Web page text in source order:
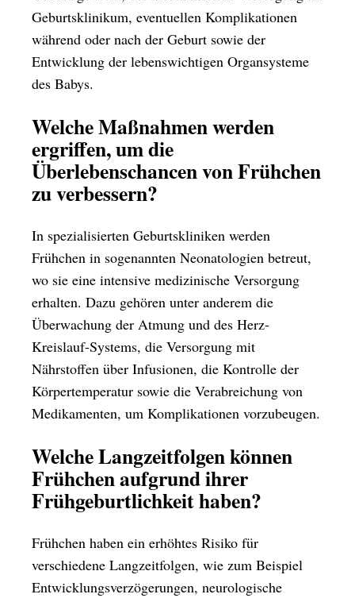
Geburtsklinikum, eventuellen Komplikationen
während oder nach der Geburt sowie der
Entwicklung der lebenswichtigen Organsysteme
des Babys.
Welche Maßnahmen werden
ergriffen, um die
Überlebenschancen von Frühchen
zu verbessern?
In spezialisierten Geburtskliniken werden
Frühchen in sogenannten Neonatologien betreut,
wo sie eine intensive medizinische Versorgung
erhalten. Dazu gehören unter anderem die
Überwachung der Atmung und des Herz-
Kreislauf-Systems, die Versorgung mit
Nährstoffen über Infusionen, die Kontrolle der
Körpertemperatur sowie die Verabreichung von
Medikamenten, um Komplikationen vorzubeugen.
Welche Langzeitfolgen können
Frühchen aufgrund ihrer
Frühgeburtlichkeit haben?
Frühchen haben ein erhöhtes Risiko für
verschiedene Langzeitfolgen, wie zum Beispiel
Entwicklungsverzögerungen, neurologische